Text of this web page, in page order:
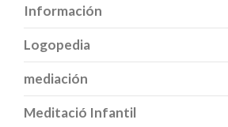
Información
Logopedia
mediación
Meditació Infantil